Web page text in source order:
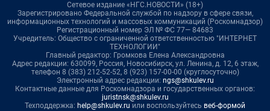
Сетевое издание «НГС.НОВОСТИ» (18+)
Зарегистрировано Федеральной службой по надзору в сфере связи,
информационных технологий и массовых коммуникаций (Роскомнадзор)
Регистрационный номер ЭЛ № ФС 77— 84683
Учредитель: Общество с ограниченной ответственностью "ИНТЕРНЕТ
ТЕХНОЛОГИИ"
Главный редактор: Громкова Елена Александровна
Адрес редакции: 630099, Россия, Новосибирск, ул. Ленина, д. 12, 6 этаж,
телефон 8 (383) 212-52-52, 8 (923) 157-00-00 (круглосуточно)
Электронный адрес редакции: ngs@shkulev.ru
Контактные данные для Роскомнадзора и государственных органов:
juristnsk@shkulev.ru
Техподдержка: help@shkulev.ru или воспользуйтесь веб-формой